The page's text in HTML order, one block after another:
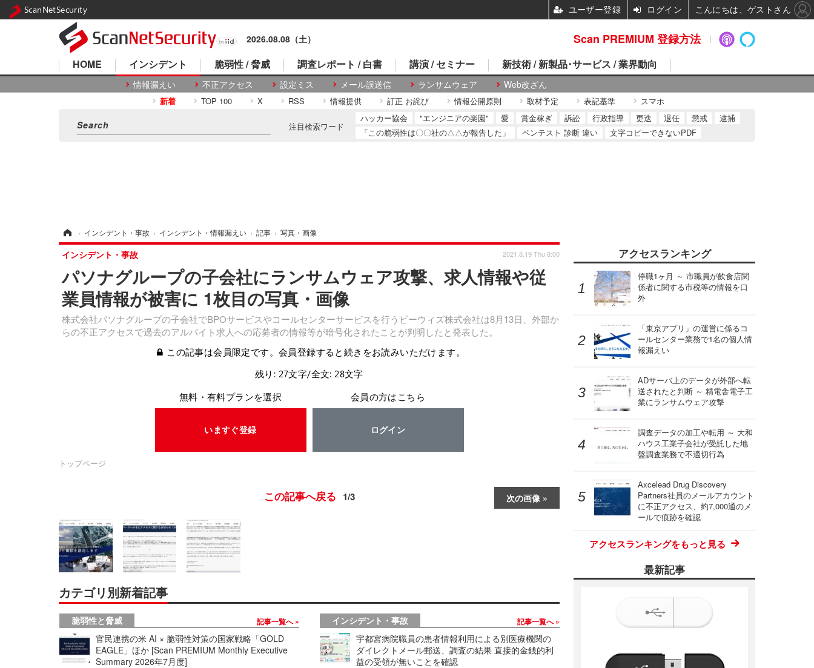
2026.08.08（土）
HOME インシデント
情報漏えい 不正アクセス 設定ミス メール誤送信 ランサムウェア Web改ざん
脆弱性 / 脅威 調査レポート / 白書 講演 / セミナー 新技術 / 新製品･サービス / 業界動向
新着 TOP 100 X RSS 情報提供 訂正 お詫び 情報公開原則 取材予定 表記基準 スマホ
注目検索ワード
ハッカー協会 "エンジニアの楽園" 愛 賞金稼ぎ 訴訟 行政指導 更迭 退任 懲戒
逮捕
「この脆弱性は〇〇社の△△が報告した」
ペンテスト 診断 違い 文字コピーできないPDF
› インシデント・事故 › インシデント・情報漏えい › 記事 › 写真・画像
パソナグループの子会社にランサムウェア攻撃、求人情報や従
業員情報が被害に 1枚目の写真・画像
株式会社パソナグループの子会社でBPOサービスやコールセンターサービスを行うビーウィズ株式会社は8月13日、外部か
らの不正アクセスで過去のアルバイト求人への応募者の情報等が暗号化されたことが判明したと発表した。
インシデント・事故 2021.8.19 Thu 8:00
この記事は会員限定です。会員登録すると続きをお読みいただけます。
残り: 27文字/全文: 28文字
無料・有料プランを選択
いますぐ登録
会員の方はこちら
ログイン
トップページ
次の画像
この記事へ戻る 1/3
カテゴリ別新着記事
脆弱性と脅威 記事一覧へ
官民連携の米 AI × 脆弱性対策の国家戦略「GOLD
EAGLE」ほか [Scan PREMIUM Monthly Executive
Summary 2026年7月度]
インシデント・事故 記事一覧へ
宇都宮病院職員の患者情報利用による別医療機関の
ダイレクトメール郵送、調査の結果 直接的金銭的利
益の受領が無いことを確認
アクセスランキング
停職1ヶ月 ～ 市職員が飲食店関
係者に関する市税等の情報を口
外
「東京アプリ」の運営に係るコ
ールセンター業務で1名の個人情
報漏えい
ADサーバ上のデータが外部へ転
送されたと判断 ～ 精電舎電子工
業にランサムウェア攻撃
調査データの加工や転用 ～ 大和
ハウス工業子会社が受託した地
盤調査業務で不適切行為
Axcelead Drug Discovery
Partners社員のメールアカウント
に不正アクセス、約7,000通のメ
ールで痕跡を確認
アクセスランキングをもっと見る
最新記事
Scan PREMIUM 登録方法
ScanNetSecurity ユーザー登録 ログイン こんにちは、ゲストさん